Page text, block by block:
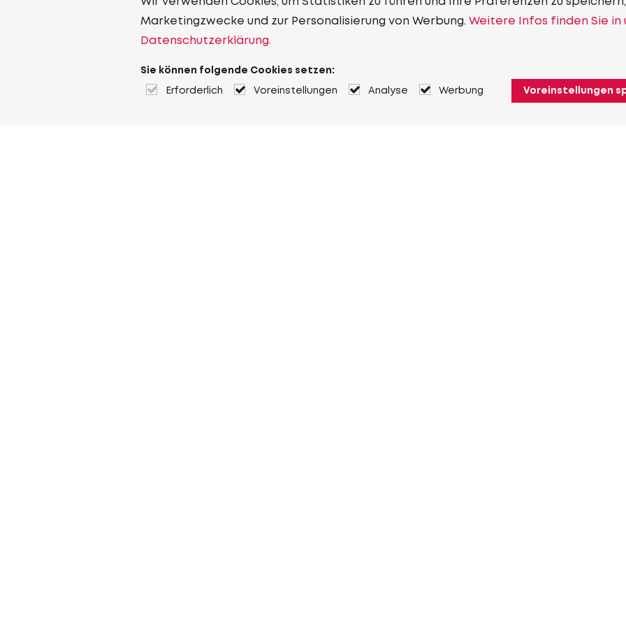
Marketingzwecke und zur Personalisierung von Werbung. Weitere Infos finden Sie in
Datenschutzerklärung.
Sie können folgende Cookies setzen:
Erforderlich Voreinstellungen Analyse Werbung Voreinstellungen